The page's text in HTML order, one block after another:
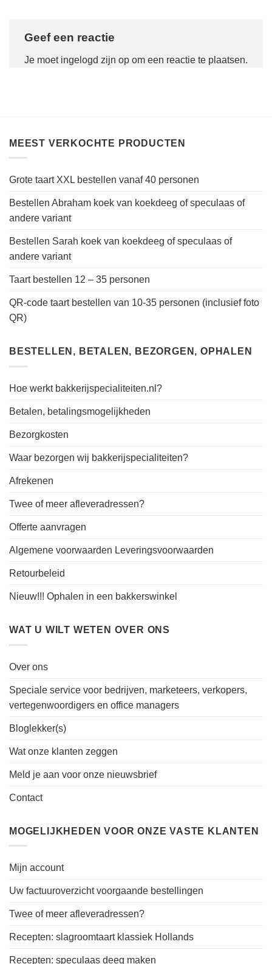
Geef een reactie
Je moet ingelogd zijn op om een reactie te plaatsen.
MEEST VERKOCHTE PRODUCTEN
Grote taart XXL bestellen vanaf 40 personen
Bestellen Abraham koek van koekdeeg of speculaas of
andere variant
Bestellen Sarah koek van koekdeeg of speculaas of
andere variant
Taart bestellen 12 – 35 personen
QR-code taart bestellen van 10-35 personen (inclusief foto
QR)
BESTELLEN, BETALEN, BEZORGEN, OPHALEN
Hoe werkt bakkerijspecialiteiten.nl?
Betalen, betalingsmogelijkheden
Bezorgkosten
Waar bezorgen wij bakkerijspecialiteiten?
Afrekenen
Twee of meer afleveradressen?
Offerte aanvragen
Algemene voorwaarden Leveringsvoorwaarden
Retourbeleid
Nieuw!!! Ophalen in een bakkerswinkel
WAT U WILT WETEN OVER ONS
Over ons
Speciale service voor bedrijven, marketeers, verkopers,
vertegenwoordigers en office managers
Bloglekker(s)
Wat onze klanten zeggen
Meld je aan voor onze nieuwsbrief
Contact
MOGELIJKHEDEN VOOR ONZE VASTE KLANTEN
Mijn account
Uw factuuroverzicht voorgaande bestellingen
Twee of meer afleveradressen?
Recepten: slagroomtaart klassiek Hollands
Recepten: speculaas deeg maken